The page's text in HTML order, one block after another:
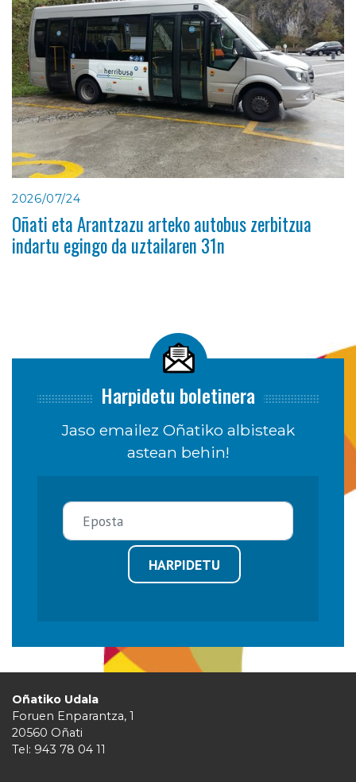
2026/07/24
Oñati eta Arantzazu arteko autobus zerbitzua
indartu egingo da uztailaren 31n
Harpidetu boletinera
Jaso emailez Oñatiko albisteak
astean behin!
HARPIDETU
Oñatiko Udala
Foruen Enparantza, 1
20560 Oñati
Tel: 943 78 04 11